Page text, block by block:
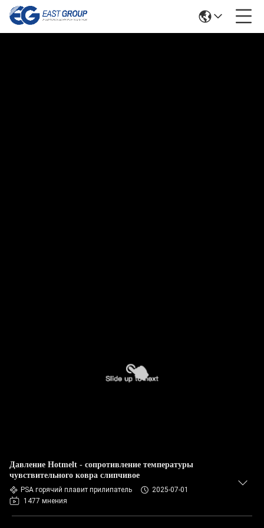
Давление Hotmelt - сопротивление температуры
чувствительного ковра слипчивое
PSA горячий плавит прилипатель
2025-07-01
1477 мнения